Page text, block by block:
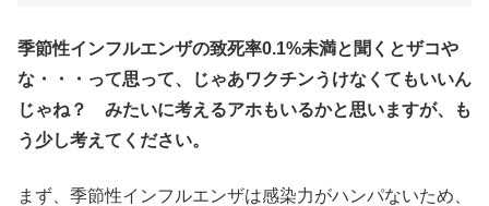
季節性インフルエンザの致死率0.1%未満と聞くとザコや
な・・・って思って、じゃあワクチンうけなくてもいいん
じゃね？ みたいに考えるアホもいるかと思いますが、も
う少し考えてください。
まず、季節性インフルエンザは感染力がハンパないため、